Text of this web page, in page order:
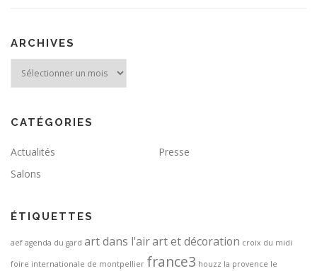
ARCHIVES
CATÉGORIES
Actualités
Presse
Salons
ÉTIQUETTES
aef agenda du gard art dans l'airart et décoration croix du midi
foire internationale de montpellier france3 houzz la provence le